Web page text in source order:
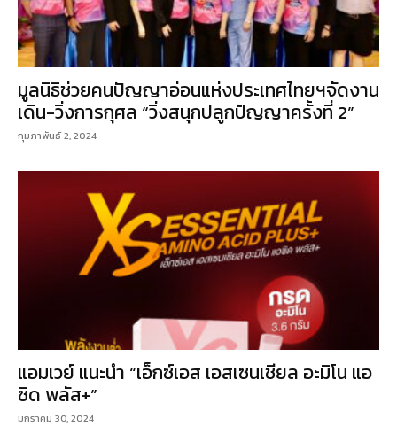
มูลนิธิช่วยคนปัญญาอ่อนแห่งประเทศไทยฯจัดงาน
เดิน-วิ่งการกุศล “วิ่งสนุกปลูกปัญญาครั้งที่ 2”
กุมภาพันธ์ 2, 2024
แอมเวย์ แนะนำ “เอ็กซ์เอส เอสเซนเชียล อะมิโน แอ
ซิด พลัส+”
มกราคม 30, 2024